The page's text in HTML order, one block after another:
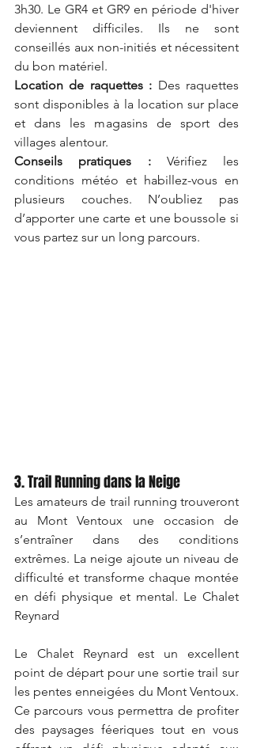
3h30. Le GR4 et GR9 en période d'hiver
deviennent difficiles. Ils ne sont
conseillés aux non-initiés et nécessitent
du bon matériel.
Location de raquettes : Des raquettes
sont disponibles à la location sur place
et dans les magasins de sport des
villages alentour.
Conseils pratiques : Vérifiez les
conditions météo et habillez-vous en
plusieurs couches. N’oubliez pas
d’apporter une carte et une boussole si
vous partez sur un long parcours.
3. Trail Running dans la Neige
Les amateurs de trail running trouveront
au Mont Ventoux une occasion de
s’entraîner dans des conditions
extrêmes. La neige ajoute un niveau de
difficulté et transforme chaque montée
en défi physique et mental. Le Chalet
Reynard
Le Chalet Reynard est un excellent
point de départ pour une sortie trail sur
les pentes enneigées du Mont Ventoux.
Ce parcours vous permettra de profiter
des paysages féeriques tout en vous